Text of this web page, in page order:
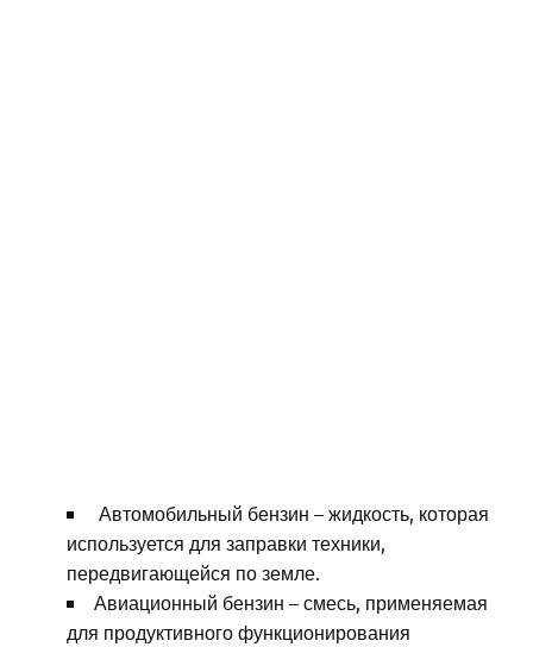
Автомобильный бензин – жидкость, которая
используется для заправки техники,
передвигающейся по земле.
Авиационный бензин – смесь, применяемая
для продуктивного функционирования